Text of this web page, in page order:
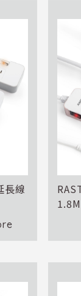
長線
1.8M